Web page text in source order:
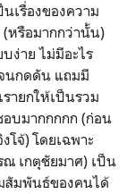
เรื่องของความ
หรือมากกว่านั้น)
ง่าย ไม่มีอะไร
นกดดัน แถมมี
ายกให้เป็นรวม
บมากกกกก (ก่อน
จ้) โดยเฉพาะ
เกตุชัยมาศ) เป็น
สัมพันธ์ของคนได้